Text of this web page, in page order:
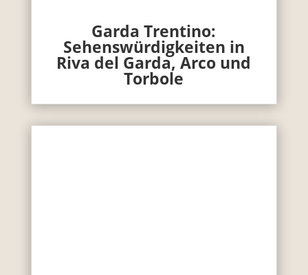
Garda Trentino:
Sehenswürdigkeiten in
Riva del Garda, Arco und
Torbole